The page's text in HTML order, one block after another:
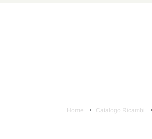
Home Catalogo Ricambi